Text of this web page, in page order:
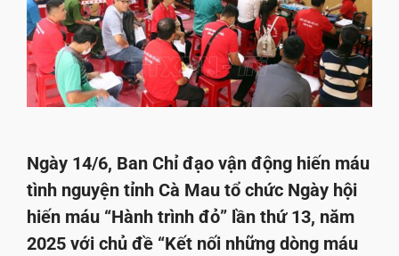
Ngày 14/6, Ban Chỉ đạo vận động hiến máu
tình nguyện tỉnh Cà Mau tổ chức Ngày hội
hiến máu “Hành trình đỏ” lần thứ 13, năm
2025 với chủ đề “Kết nối những dòng máu